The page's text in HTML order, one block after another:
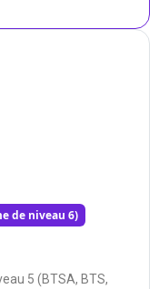
de niveau 6)
5 (BTSA, BTS,